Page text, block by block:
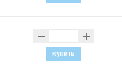
– +
купить